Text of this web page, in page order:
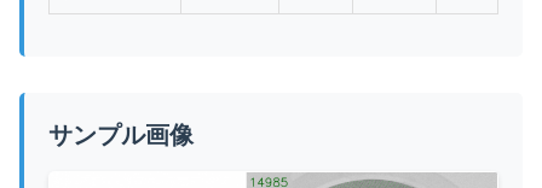
サンプル画像